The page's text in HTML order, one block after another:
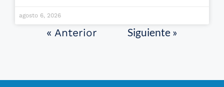
agosto 6, 2026
« Anterior Siguiente »